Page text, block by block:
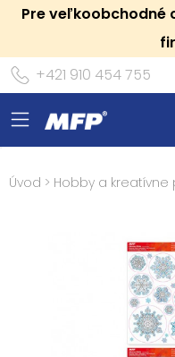
Pre veľkoobchodné
+421 910 454 755
Úvod > Hobby a kreatívne